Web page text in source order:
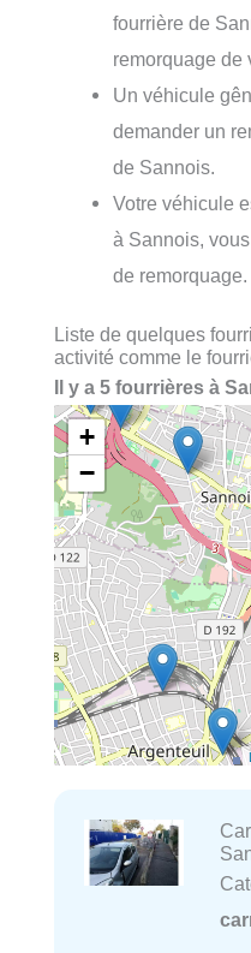
fourrière de
remorquage de
Un véhicule
demander un
de Sannois.
Votre véhicule
à Sannois,
de remorquage.
Liste de quelques
activité comme le
Il y a 5 fourrières à
+
−